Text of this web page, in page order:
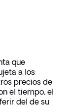
que
a los
precios de
el tiempo, el
del de su